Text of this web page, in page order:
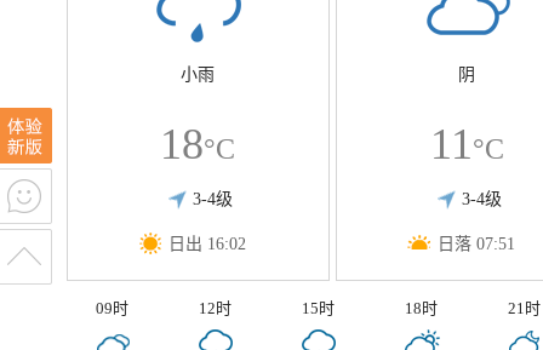
小雨
18°C
3-4级
日出 16:02
阴
11°C
3-4级
日落 07:51
09时 12时 15时 18时 21时